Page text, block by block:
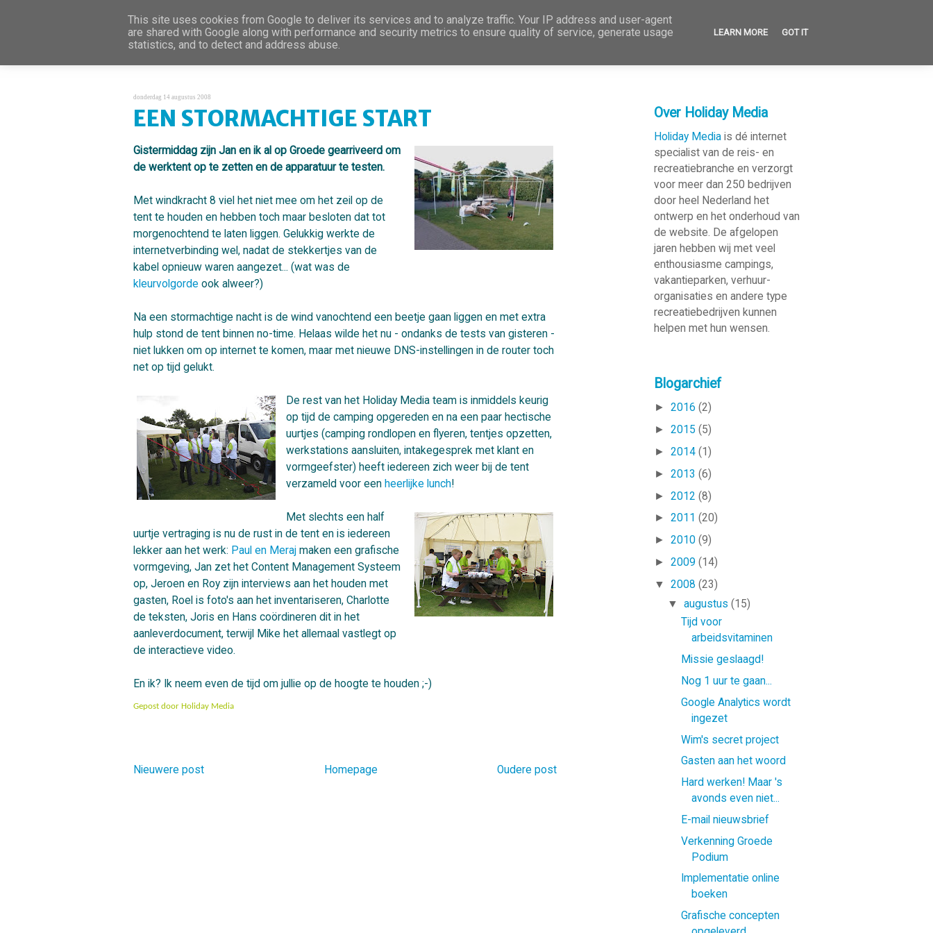
donderdag 14 augustus 2008
EEN STORMACHTIGE START
Gistermiddag zijn Jan en ik al op Groede gearriveerd om
de werktent op te zetten en de apparatuur te testen.
Met windkracht 8 viel het niet mee om het zeil op de
tent te houden en hebben toch maar besloten dat tot
morgenochtend te laten liggen. Gelukkig werkte de
internetverbinding wel, nadat de stekkertjes van de
kabel opnieuw waren aangezet... (wat was de
kleurvolgorde ook alweer?)
Na een stormachtige nacht is de wind vanochtend een beetje gaan liggen en met extra
hulp stond de tent binnen no-time. Helaas wilde het nu - ondanks de tests van gisteren -
niet lukken om op internet te komen, maar met nieuwe DNS-instellingen in de router toch
net op tijd gelukt.
De rest van het Holiday Media team is inmiddels keurig
op tijd de camping opgereden en na een paar hectische
uurtjes (camping rondlopen en flyeren, tentjes opzetten,
werkstations aansluiten, intakegesprek met klant en
vormgeefster) heeft iedereen zich weer bij de tent
verzameld voor een heerlijke lunch!
Met slechts een half
uurtje vertraging is nu de rust in de tent en is iedereen
lekker aan het werk: Paul en Meraj maken een grafische
vormgeving, Jan zet het Content Management Systeem
op, Jeroen en Roy zijn interviews aan het houden met
gasten, Roel is foto's aan het inventariseren, Charlotte
de teksten, Joris en Hans coördineren dit in het
aanleverdocument, terwijl Mike het allemaal vastlegt op
de interactieve video.
En ik? Ik neem even de tijd om jullie op de hoogte te houden ;-)
Gepost door Holiday Media
Nieuwere post Oudere post
Homepage
Over Holiday Media
Holiday Media is dé internet
specialist van de reis- en
recreatie­branche en verzorgt
voor meer dan 250 bedrijven
door heel Nederland het
ontwerp en het onderhoud van
de website. De afgelopen
jaren hebben wij met veel
enthousiasme campings,
vakantieparken, verhuur­
organisaties en andere type
recreatie­bedrijven kunnen
helpen met hun wensen.
Blogarchief
► 2016 (2)
► 2015 (5)
► 2014 (1)
► 2013 (6)
► 2012 (8)
► 2011 (20)
► 2010 (9)
► 2009 (14)
▼ 2008 (23)
▼ augustus (15)
Tijd voor
arbeidsvitaminen
Missie geslaagd!
Nog 1 uur te gaan...
Google Analytics wordt
ingezet
Wim's secret project
Gasten aan het woord
Hard werken! Maar 's
avonds even niet...
E-mail nieuwsbrief
Verkenning Groede
Podium
Implementatie online
boeken
Grafische concepten
This site uses cookies from Google to deliver its services and to analyze traffic. Your IP address and user-agent
are shared with Google along with performance and security metrics to ensure quality of service, generate usage
statistics, and to detect and address abuse.
LEARN MORE GOT IT